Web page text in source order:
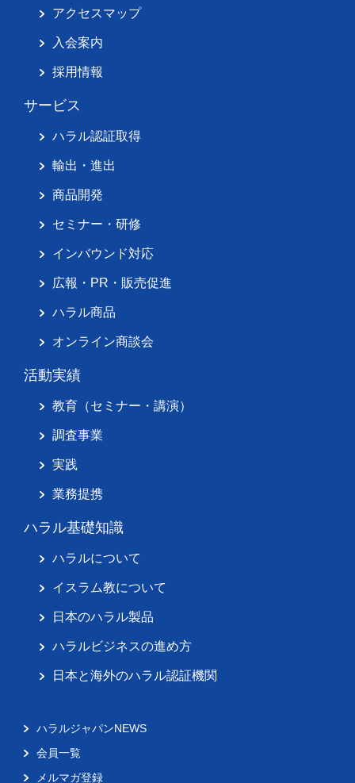
アクセスマップ
入会案内
採用情報
サービス
ハラル認証取得
輸出・進出
商品開発
セミナー・研修
インバウンド対応
広報・PR・販売促進
ハラル商品
オンライン商談会
活動実績
教育（セミナー・講演）
調査事業
実践
業務提携
ハラル基礎知識
ハラルについて
イスラム教について
日本のハラル製品
ハラルビジネスの進め方
日本と海外のハラル認証機関
ハラルジャパンNEWS
会員一覧
メルマガ登録